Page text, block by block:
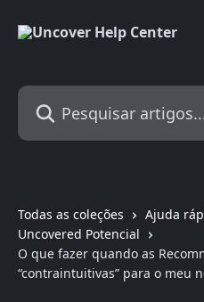
Pesquisar artigos...
Todas as coleções
Ajuda
Uncovered Potencial
O que fazer quando as
“contraintuitivas” para o meu